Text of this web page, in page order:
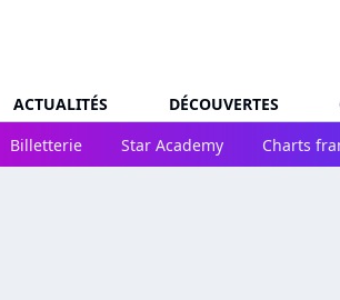
ACTUALITÉS DÉCOUVERTES
Billetterie
Star Academy Charts